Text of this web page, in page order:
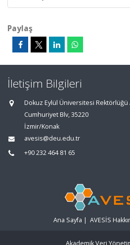
Paylaş
İletişim Bilgileri
Dokuz Eylül Üniversitesi Rektörlüğü
Cumhuriyet Blv, 35220
İzmir/Konak
avesis@deu.edu.tr
+90 232 464 81 65
Ana Sayfa | AVESİS
Akademik Veri